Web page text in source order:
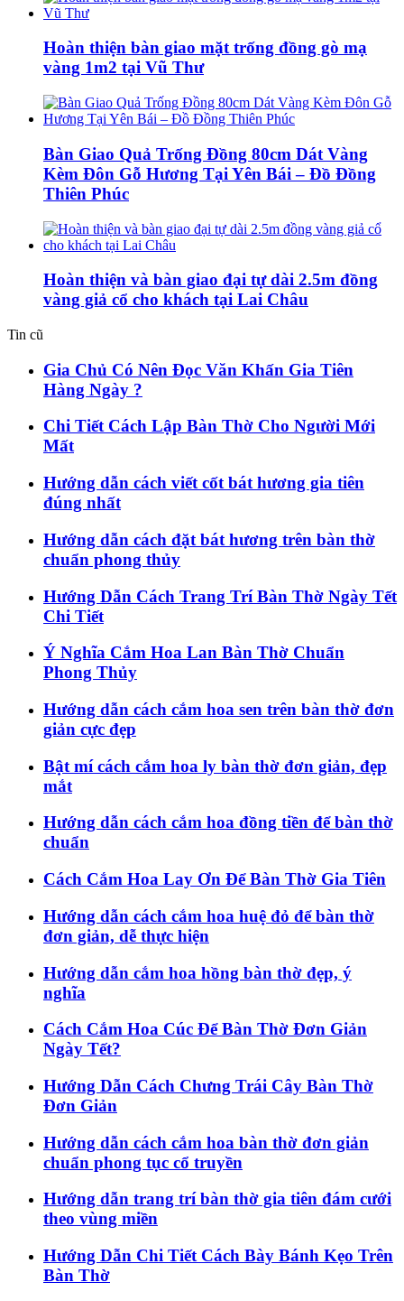
Hoàn thiện bàn giao mặt trống đồng gò mạ
vàng 1m2 tại Vũ Thư
Bàn Giao Quả Trống Đồng 80cm Dát Vàng
Kèm Đôn Gỗ Hương Tại Yên Bái – Đồ Đồng
Thiên Phúc
Hoàn thiện và bàn giao đại tự dài 2.5m đồng
vàng giả cổ cho khách tại Lai Châu
Tin cũ
Gia Chủ Có Nên Đọc Văn Khấn Gia Tiên
Hàng Ngày ?
Chi Tiết Cách Lập Bàn Thờ Cho Người Mới
Mất
Hướng dẫn cách viết cốt bát hương gia tiên
đúng nhất
Hướng dẫn cách đặt bát hương trên bàn thờ
chuẩn phong thủy
Hướng Dẫn Cách Trang Trí Bàn Thờ Ngày Tết
Chi Tiết
Ý Nghĩa Cắm Hoa Lan Bàn Thờ Chuẩn
Phong Thủy
Hướng dẫn cách cắm hoa sen trên bàn thờ đơn
giản cực đẹp
Bật mí cách cắm hoa ly bàn thờ đơn giản, đẹp
mắt
Hướng dẫn cách cắm hoa đồng tiền để bàn thờ
chuẩn
Cách Cắm Hoa Lay Ơn Để Bàn Thờ Gia Tiên
Hướng dẫn cách cắm hoa huệ đỏ để bàn thờ
đơn giản, dễ thực hiện
Hướng dẫn cắm hoa hồng bàn thờ đẹp, ý
nghĩa
Cách Cắm Hoa Cúc Để Bàn Thờ Đơn Giản
Ngày Tết?
Hướng Dẫn Cách Chưng Trái Cây Bàn Thờ
Đơn Giản
Hướng dẫn cách cắm hoa bàn thờ đơn giản
chuẩn phong tục cổ truyền
Hướng dẫn trang trí bàn thờ gia tiên đám cưới
theo vùng miền
Hướng Dẫn Chi Tiết Cách Bày Bánh Kẹo Trên
Bàn Thờ